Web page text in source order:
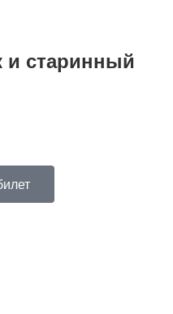
и старинный